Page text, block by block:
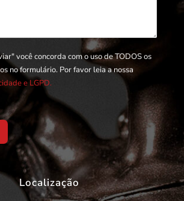
você concorda com o uso de TODOS os
no formulário. Por favor leia a nossa
e LGPD.
Localização